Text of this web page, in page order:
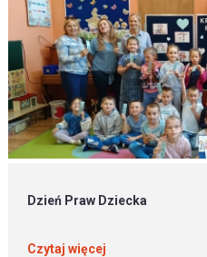
Dzień Praw Dziecka
Czytaj więcej